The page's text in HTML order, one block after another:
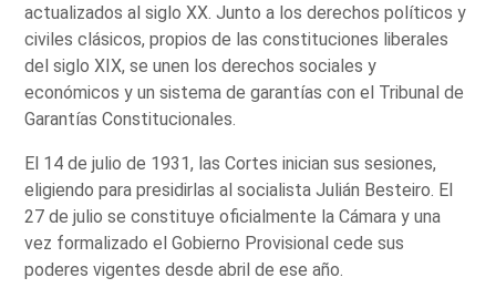
actualizados al siglo XX. Junto a los derechos políticos y
civiles clásicos, propios de las constituciones liberales
del siglo XIX, se unen los derechos sociales y
económicos y un sistema de garantías con el Tribunal de
Garantías Constitucionales.
El 14 de julio de 1931, las Cortes inician sus sesiones,
eligiendo para presidirlas al socialista Julián Besteiro. El
27 de julio se constituye oficialmente la Cámara y una
vez formalizado el Gobierno Provisional cede sus
poderes vigentes desde abril de ese año.